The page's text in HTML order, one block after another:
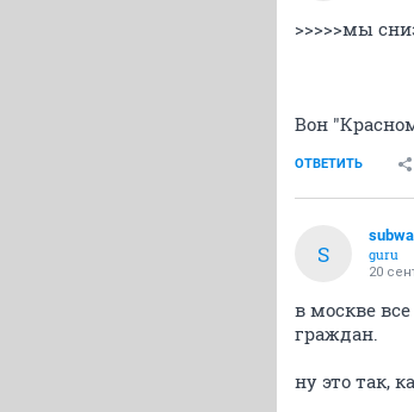
>>>>>мы
Вон
ОТВЕТИТЬ
S
guru
20
в москве
граждан.
ну это так,